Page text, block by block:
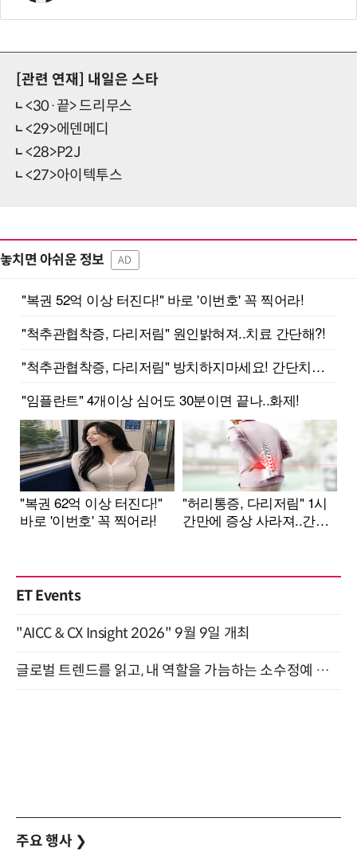
[관련 연재] 내일은 스타
<30·끝> 드리무스
<29>에덴메디
<28>P2J
<27>아이텍투스
놓치면 아쉬운 정보 AD
ET Events
"AICC & CX Insight 2026" 9월 9일 개최
글로벌 트렌드를 읽고, 내 역할을 가늠하는 소수정예 실습 워크숍 (8/28)
주요 행사 ❯